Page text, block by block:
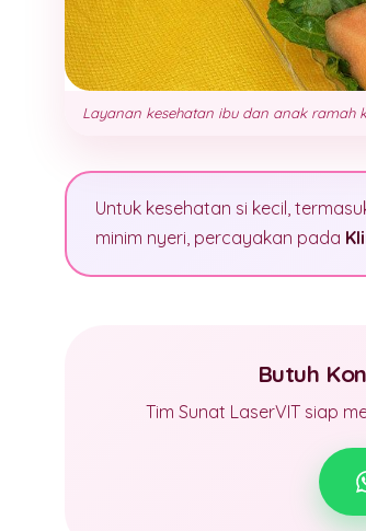
Layanan kesehatan ibu dan anak ramah
Untuk kesehatan si kecil,
minim nyeri, percayakan pada
Butuh
Tim Sunat LaserVIT siap